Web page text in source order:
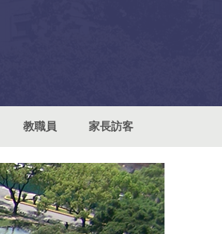
教職員 家長訪客